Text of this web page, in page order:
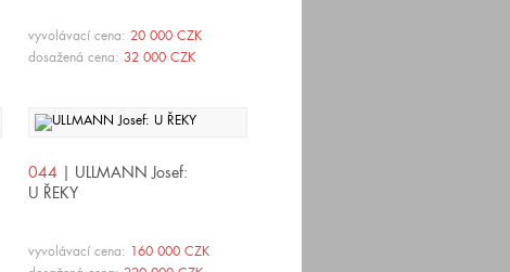
vyvolávací cena: 20 000 CZK
dosažená cena: 32 000 CZK
044 | ULLMANN Josef:
U ŘEKY
vyvolávací cena: 160 000 CZK